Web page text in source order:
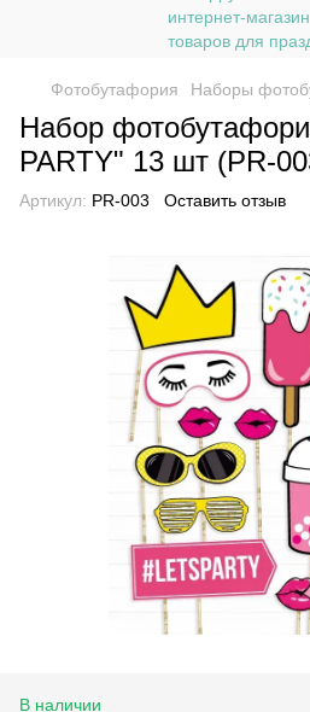
Фотобутафория Наборы
Набор
PARTY" 13 шт (PR-
Артикул: PR-003 Оставить отзыв
В наличии